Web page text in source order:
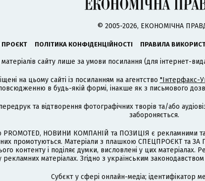
© 2005-2026, ЕКОНОМІЧНА
ПРОЄКТ ПОЛІТИКА КОНФІДЕНЦІЙНОСТІ ПРАВИЛА
сайту лише за умови посилання (для інтернет-
на цьому сайті із посиланням на агентство "Інтерфакс-
в будь-якій формі, інакше як з письмового
та відтворення фотографічних творів та/або
забороняється.
НОВИНИ КОМПАНІЙ та ПОЗИЦІЯ є рекламними
них промотуються. Матеріали з плашкою СПЕЦПРОЄКТ та
контенту і поділяє думки, висловлені у цих матеріалах.
матеріалах. Згідно з українським
Cубєкт у сфері онлайн-медіа; ідентифікатор